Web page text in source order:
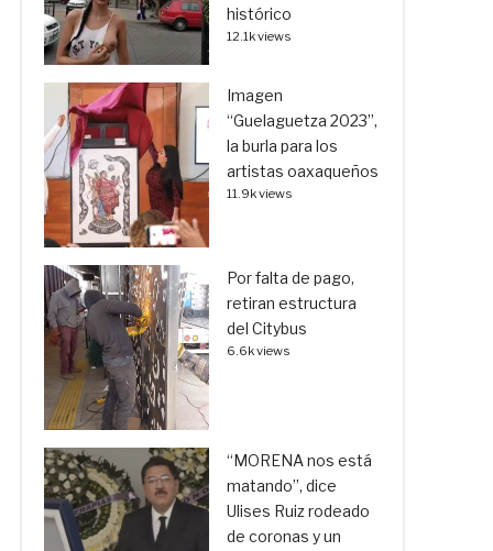
histórico
12.1k views
Imagen
“Guelaguetza 2023”,
la burla para los
artistas oaxaqueños
11.9k views
Por falta de pago,
retiran estructura
del Citybus
6.6k views
“MORENA nos está
matando”, dice
Ulises Ruiz rodeado
de coronas y un